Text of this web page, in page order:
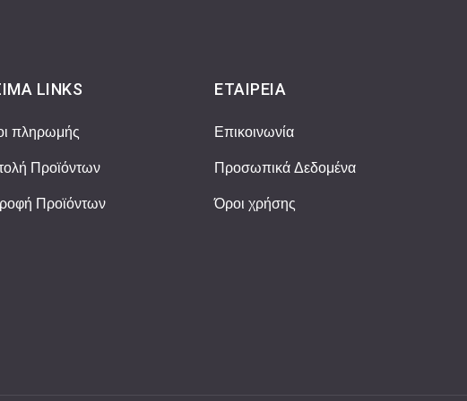
LINKS
πληρωμής
Προϊόντων
Προϊόντων
ΕΤΑΙΡΕΊΑ
Επικοινωνία
Προσωπικά Δεδομένα
Όροι χρήσης